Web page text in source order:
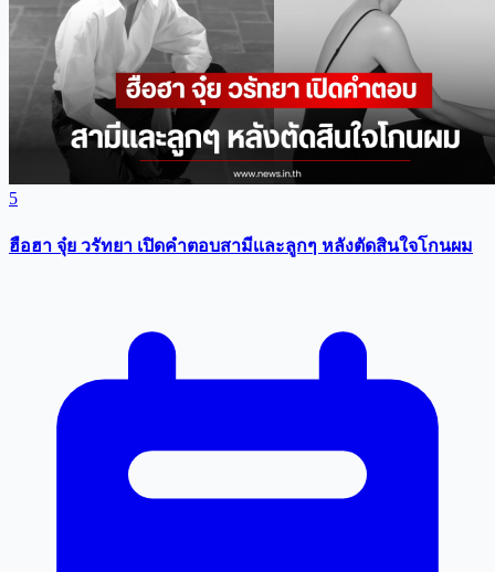
5
ฮือฮา จุ๋ย วรัทยา เปิดคำตอบสามีเเละลูกๆ หลังตัดสินใจโกนผม